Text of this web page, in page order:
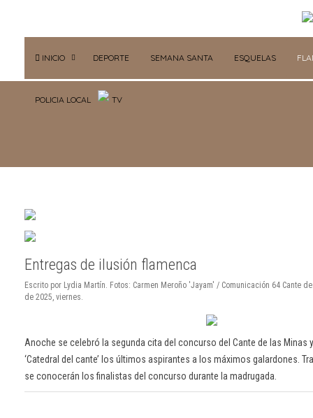
INICIO DEPORTE SEMANA SANTA ESQUELAS
POLICIA LOCAL TV
Entregas de ilusión flamenca
Escrito por Lydia Martín. Fotos: Carmen Meroño 'Jayam' / Comunicación 64 Cante
de 2025, viernes.
Anoche se celebró la segunda cita del concurso del Cante de las Minas
‘Catedral del cante’ los últimos aspirantes a los máximos galardones.
se conocerán los finalistas del concurso durante la madrugada.